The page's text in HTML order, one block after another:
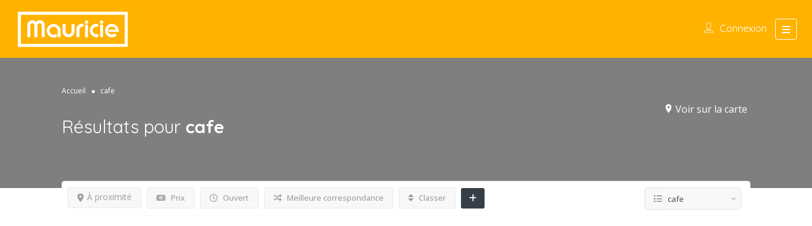
Connexion
Accueil cafe
Voir sur la carte
Résultats pour cafe
Prix Ouvert
À proximité Meilleure correspondance Classer cafe